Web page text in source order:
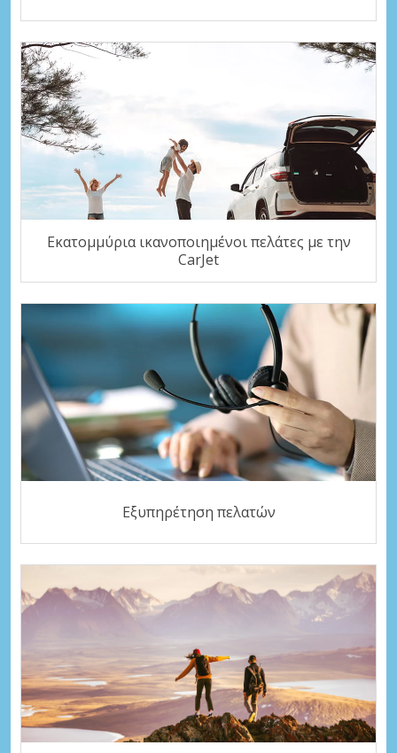
Εκατομμύρια ικανοποιημένοι πελάτες με την
CarJet
Εξυπηρέτηση πελατών